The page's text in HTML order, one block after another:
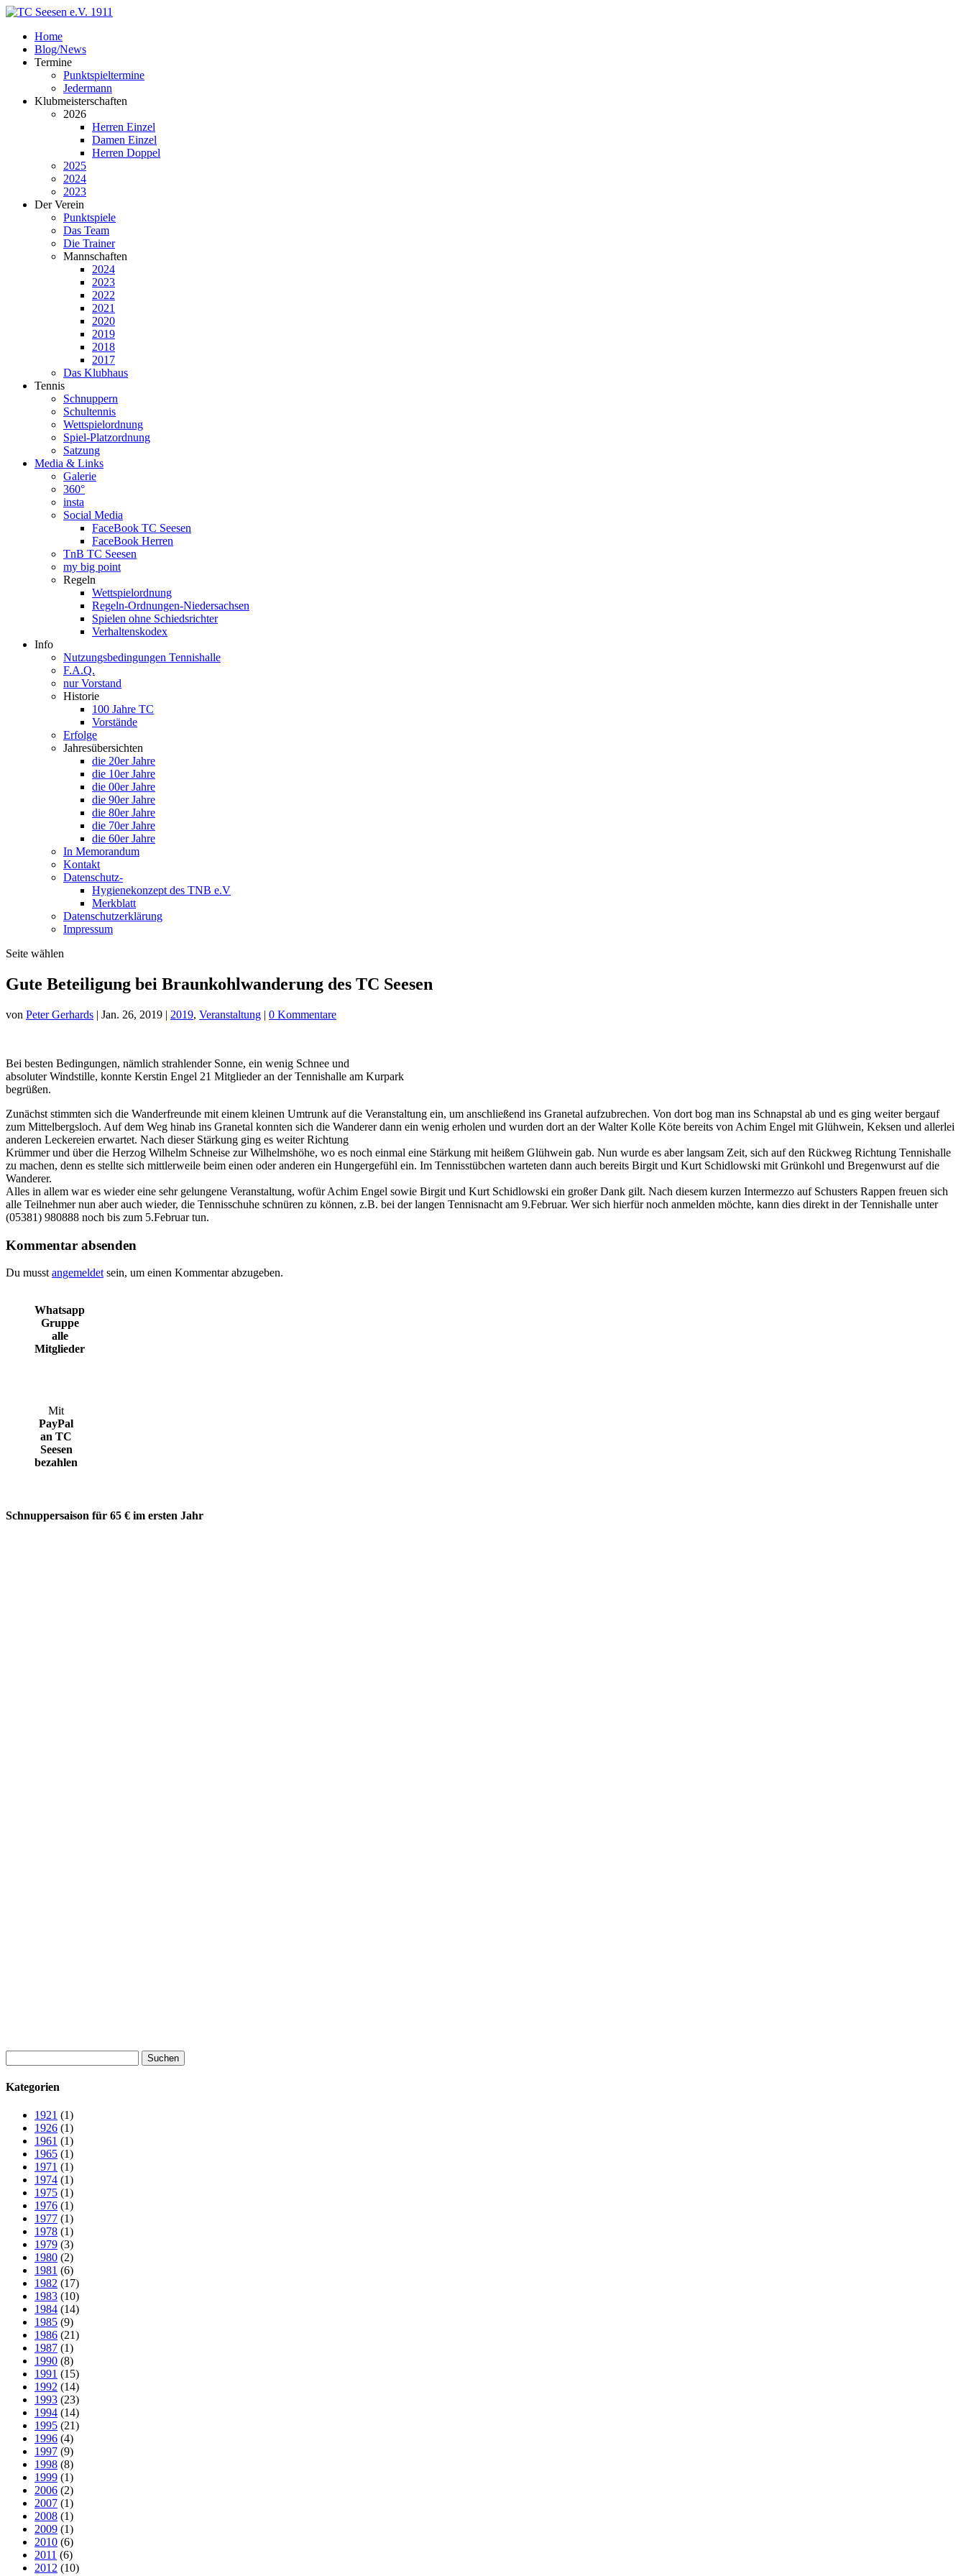
Home
Blog/News
Termine
Punktspieltermine
Jedermann
Klubmeisterschaften
2026
Herren Einzel
Damen Einzel
Herren Doppel
2025
2024
2023
Der Verein
Punktspiele
Das Team
Die Trainer
Mannschaften
2024
2023
2022
2021
2020
2019
2018
2017
Das Klubhaus
Tennis
Schnuppern
Schultennis
Wettspielordnung
Spiel-Platzordnung
Satzung
Media & Links
Galerie
360°
insta
Social Media
FaceBook TC Seesen
FaceBook Herren
TnB TC Seesen
my big point
Regeln
Wettspielordnung
Regeln-Ordnungen-Niedersachsen
Spielen ohne Schiedsrichter
Verhaltenskodex
Info
Nutzungsbedingungen Tennishalle
F.A.Q.
nur Vorstand
Historie
100 Jahre TC
Vorstände
Erfolge
Jahresübersichten
die 20er Jahre
die 10er Jahre
die 00er Jahre
die 90er Jahre
die 80er Jahre
die 70er Jahre
die 60er Jahre
In Memorandum
Kontakt
Datenschutz-
Hygienekonzept des TNB e.V
Merkblatt
Datenschutzerklärung
Impressum
Seite wählen
Gute Beteiligung bei Braunkohlwanderung des TC Seesen
von Peter Gerhards | Jan. 26, 2019 | 2019, Veranstaltung | 0 Kommentare
Bei besten Bedingungen, nämlich strahlender Sonne, ein wenig Schnee und
absoluter Windstille, konnte Kerstin Engel 21 Mitglieder an der Tennishalle am Kurpark
begrüßen.
Zunächst stimmten sich die Wanderfreunde mit einem kleinen Umtrunk auf die Veranstaltung ein, um anschließend ins Granetal aufzubrechen. Von dort bog man ins Schnapstal ab und es ging weiter bergauf
zum Mittelbergsloch. Auf dem Weg hinab ins Granetal konnten sich die Wanderer dann ein wenig erholen und wurden dort an der Walter Kolle Köte bereits von Achim Engel mit Glühwein, Keksen und allerlei
anderen Leckereien erwartet. Nach dieser Stärkung ging es weiter Richtung
Krümmer und über die Herzog Wilhelm Schneise zur Wilhelmshöhe, wo es noch einmal eine Stärkung mit heißem Glühwein gab. Nun wurde es aber langsam Zeit, sich auf den Rückweg Richtung Tennishalle
zu machen, denn es stellte sich mittlerweile beim einen oder anderen ein Hungergefühl ein. Im Tennisstübchen warteten dann auch bereits Birgit und Kurt Schidlowski mit Grünkohl und Bregenwurst auf die
Wanderer.
Alles in allem war es wieder eine sehr gelungene Veranstaltung, wofür Achim Engel sowie Birgit und Kurt Schidlowski ein großer Dank gilt. Nach diesem kurzen Intermezzo auf Schusters Rappen freuen sich
alle Teilnehmer nun aber auch wieder, die Tennisschuhe schnüren zu können, z.B. bei der langen Tennisnacht am 9.Februar. Wer sich hierfür noch anmelden möchte, kann dies direkt in der Tennishalle unter
(05381) 980888 noch bis zum 5.Februar tun.
Kommentar absenden
Du musst angemeldet sein, um einen Kommentar abzugeben.
Whatsapp
Gruppe
alle
Mitglieder
Mit
PayPal
an TC
Seesen
bezahlen
Schnuppersaison für 65 € im ersten Jahr
nach:
Kategorien
1921 (1)
1926 (1)
1961 (1)
1965 (1)
1971 (1)
1974 (1)
1975 (1)
1976 (1)
1977 (1)
1978 (1)
1979 (3)
1980 (2)
1981 (6)
1982 (17)
1983 (10)
1984 (14)
1985 (9)
1986 (21)
1987 (1)
1990 (8)
1991 (15)
1992 (14)
1993 (23)
1994 (14)
1995 (21)
1996 (4)
1997 (9)
1998 (8)
1999 (1)
2006 (2)
2007 (1)
2008 (1)
2009 (1)
2010 (6)
2011 (6)
2012 (10)